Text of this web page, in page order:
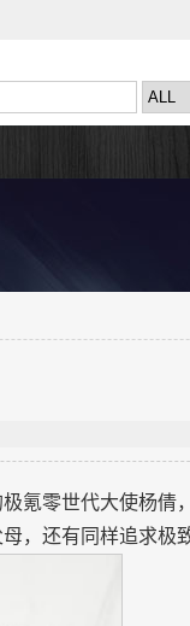
氪零世代大使杨倩
，还有同样追求极